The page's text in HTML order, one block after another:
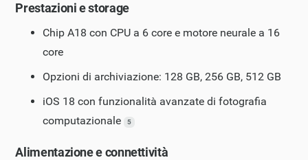
Prestazioni e storage
Chip A18 con CPU a 6 core e motore neurale a 16
core
Opzioni di archiviazione: 128 GB, 256 GB, 512 GB
iOS 18 con funzionalità avanzate di fotografia
computazionale
5
Alimentazione e connettività